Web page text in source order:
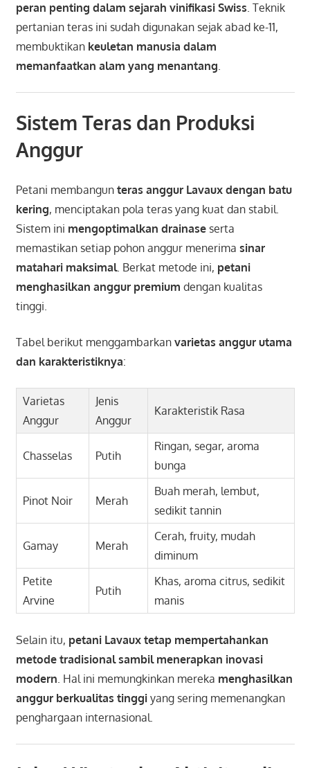
peran penting dalam sejarah vinifikasi Swiss. Teknik
pertanian teras ini sudah digunakan sejak abad ke-11,
membuktikan keuletan manusia dalam
memanfaatkan alam yang menantang.
Sistem Teras dan Produksi
Anggur
Petani membangun teras anggur Lavaux dengan batu
kering, menciptakan pola teras yang kuat dan stabil.
Sistem ini mengoptimalkan drainaseserta
memastikan setiap pohon anggur menerima sinar
matahari maksimal. Berkat metode ini, petani
menghasilkan anggur premium dengan kualitas
tinggi.
Tabel berikut menggambarkan varietas anggur utama
dan karakteristiknya:
Varietas
Anggur
Jenis
Anggur
Karakteristik Rasa
Chasselas Putih
Ringan, segar, aroma
bunga
Pinot Noir Merah
Buah merah, lembut,
sedikit tannin
Gamay Merah
Cerah, fruity, mudah
diminum
Petite
Arvine
Putih
Khas, aroma citrus, sedikit
manis
Selain itu, petani Lavaux tetap mempertahankan
metode tradisional sambil menerapkan inovasi
modern. Hal ini memungkinkan mereka menghasilkan
anggur berkualitas tinggiyang sering memenangkan
penghargaan internasional.